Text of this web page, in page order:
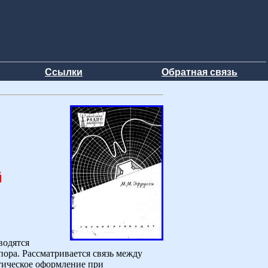
Ссылки Обратная связь
Рассматривается связь между
оформление при